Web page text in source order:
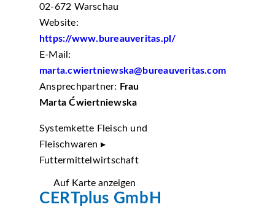
02-672 Warschau
Website:
https://www.bureauveritas.pl/
E-Mail:
marta.cwiertniewska@bureauveritas.com
Ansprechpartner: Frau
Marta Ćwiertniewska
Systemkette Fleisch und
Fleischwaren ▸
Futtermittelwirtschaft
Auf Karte anzeigen
CERTplus GmbH